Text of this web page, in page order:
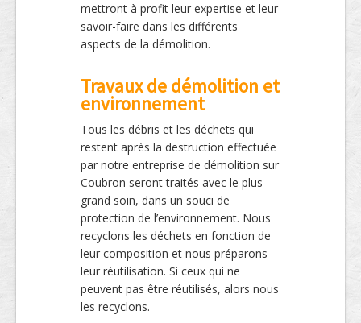
mettront à profit leur expertise et leur
savoir-faire dans les différents
aspects de la démolition.
Travaux de démolition et
environnement
Tous les débris et les déchets qui
restent après la destruction effectuée
par notre entreprise de démolition sur
Coubron seront traités avec le plus
grand soin, dans un souci de
protection de l’environnement. Nous
recyclons les déchets en fonction de
leur composition et nous préparons
leur réutilisation. Si ceux qui ne
peuvent pas être réutilisés, alors nous
les recyclons.